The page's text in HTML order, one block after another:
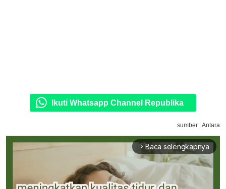
Ikuti Whatsapp Channel Republika
sumber : Antara
arrow_forward_ios Baca selengkapnya